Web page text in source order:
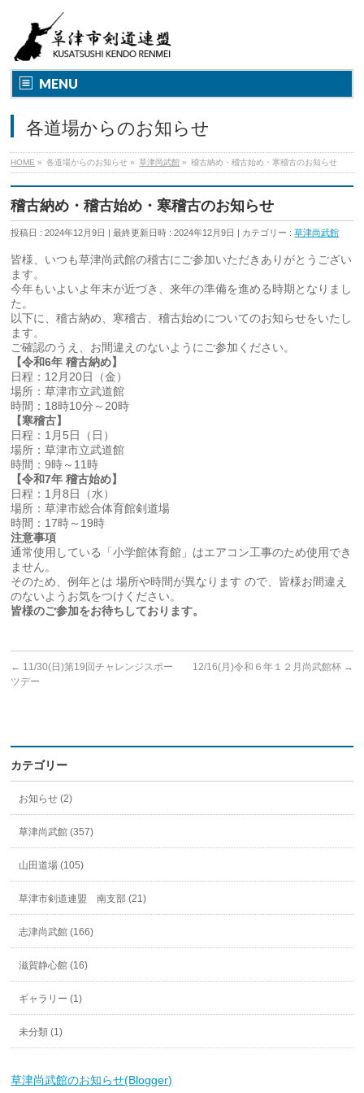
MENU
各道場からのお知らせ
HOME » 各道場からのお知らせ » 草津尚武館 » 稽古納め・稽古始め・寒稽古のお知らせ
稽古納め・稽古始め・寒稽古のお知らせ
投稿日 : 2024年12月9日 最終更新日時 : 2024年12月9日 カテゴリー :草津尚武館
皆様、いつも草津尚武館の稽古にご参加いただきありがとうござい
ます。
今年もいよいよ年末が近づき、来年の準備を進める時期となりまし
た。
以下に、稽古納め、寒稽古、稽古始めについてのお知らせをいたし
ます。
ご確認のうえ、お間違えのないようにご参加ください。
【令和6年 稽古納め】
日程：12月20日（金）
場所：草津市立武道館
時間：18時10分～20時
【寒稽古】
日程：1月5日（日）
場所：草津市立武道館
時間：9時～11時
【令和7年 稽古始め】
日程：1月8日（水）
場所：草津市総合体育館剣道場
時間：17時～19時
注意事項
通常使用している「小学館体育館」はエアコン工事のため使用でき
ません。
そのため、例年とは 場所や時間が異なります ので、皆様お間違え
のないようお気をつけください。
皆様のご参加をお待ちしております。
← 11/30(日)第19回チャレンジスポー
ツデー
12/16(月)令和６年１２月尚武館杯 →
カテゴリー
お知らせ (2)
草津尚武館 (357)
山田道場 (105)
草津市剣道連盟 南支部 (21)
志津尚武館 (166)
滋賀静心館 (16)
ギャラリー (1)
未分類 (1)
草津尚武館のお知らせ(Blogger)